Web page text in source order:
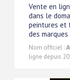
Vente en
dans le
peintures et
des marques
Nom officiel :
ligne depuis